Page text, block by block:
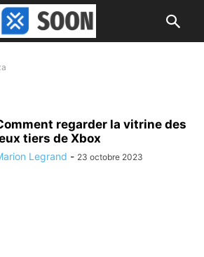
regarder la vitrine des
tiers de Xbox
Legrand - 23 octobre 2023